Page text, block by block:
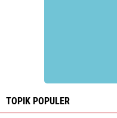
TOPIK POPULER